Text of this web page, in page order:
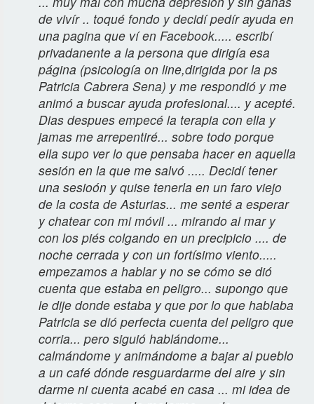
de vivír .. toqué fondo y decidí pedír ayuda en
una pagina que ví en Facebook..... escribí
privadanente a la persona que dirigía esa
página (psicología on line,dirigida por la ps
Patricia Cabrera Sena) y me respondió y me
animó a buscar ayuda profesional.... y acepté.
Dias despues empecé la terapia con ella y
jamas me arrepentiré... sobre todo porque
ella supo ver lo que pensaba hacer en aquella
sesión en la que me salvó ..... Decidí tener
una sesioón y quise tenerla en un faro viejo
de la costa de Asturias... me senté a esperar
y chatear con mi móvil ... mirando al mar y
con los piés colgando en un precipicio .... de
noche cerrada y con un fortísimo viento.....
empezamos a hablar y no se cómo se dió
cuenta que estaba en peligro... supongo que
le dije donde estaba y que por lo que hablaba
Patricia se dió perfecta cuenta del peligro que
corria... pero siguió hablándome...
calmándome y animándome a bajar al pueblo
a un café dónde resguardarme del aire y sin
darme ni cuenta acabé en casa ... mi idea de